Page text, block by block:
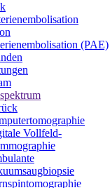
(PAE)
Vollfeld-